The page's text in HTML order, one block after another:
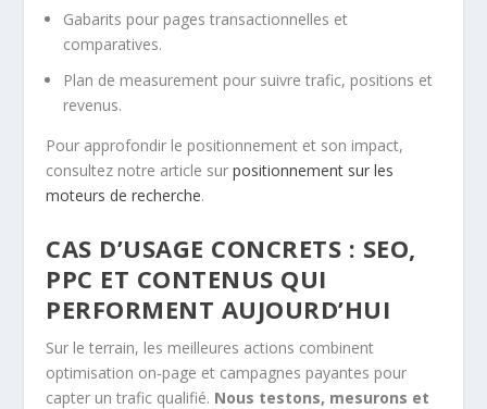
Gabarits pour pages transactionnelles et
comparatives.
Plan de measurement pour suivre trafic, positions et
revenus.
Pour approfondir le positionnement et son impact,
consultez notre article surpositionnement sur les
moteurs de recherche.
CAS D’USAGE CONCRETS : SEO,
PPC ET CONTENUS QUI
PERFORMENT AUJOURD’HUI
Sur le terrain, les meilleures actions combinent
optimisation on‑page et campagnes payantes pour
capter un trafic qualifié. Nous testons, mesurons et